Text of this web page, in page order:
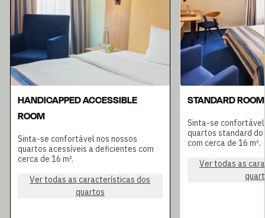
HANDICAPPED ACCESSIBLE
ROOM
Sinta-se confortável nos nossos
quartos acessíveis a deficientes com
cerca de 16 m².
Ver todas as características dos
quartos
STANDARD ROOM
Sinta-se confortável
quartos standard
com cerca de 16 m².
Ver todas as